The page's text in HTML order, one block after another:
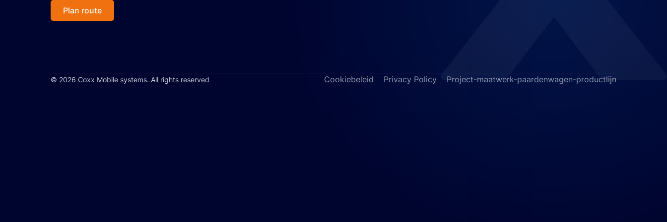
- Moet er een toilet aanwezig zijn?
- Wenst u een luifel?
Plan route
© 2026 Coxx Mobile systems. All rights reserved Cookiebeleid Privacy Policy Project-maatwerk-paardenwagen-productlijn